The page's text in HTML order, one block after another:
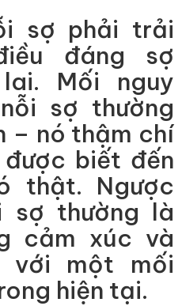
sợ phải trải
đáng sợ
Mối nguy
sợ thường
– nó thậm chí
biết đến
thật. Ngược
sợ thường là
cảm xúc và
với một mối
hiện tại.